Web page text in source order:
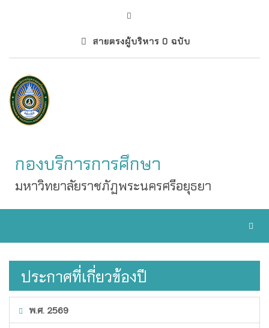
สายตรงผู้บริหาร 0 ฉบับ
กองบริการการศึกษา
มหาวิทยาลัยราชภัฏพระนครศรีอยุธยา
ประกาศที่เกี่ยวข้องปี
พ.ศ. 2569